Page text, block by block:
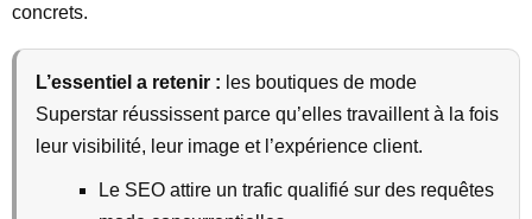
concrets.
L’essentiel a retenir : les boutiques de mode
Superstar réussissent parce qu’elles travaillent à la fois
leur visibilité, leur image et l’expérience client.
Le SEO attire un trafic qualifié sur des requêtes